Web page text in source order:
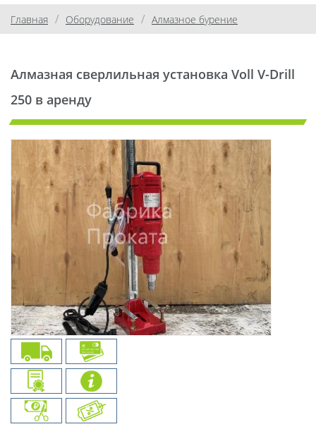
Главная / Оборудование / Алмазное бурение
Алмазная сверлильная установка Voll V-Drill
250 в аренду